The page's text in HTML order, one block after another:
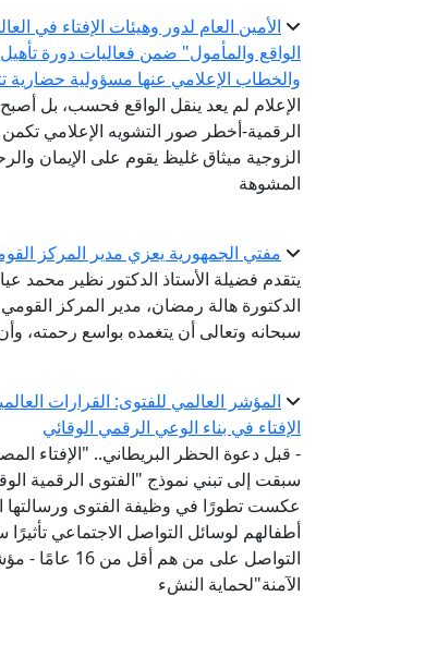
الأمين العام لدور وهيئات الإفتاء في
الواقع والمأمول" ضمن فعاليات دورة
والخطاب الإعلامي عنها مسؤولية حضارية
الإعلام لم يعد ينقل الواقع فحسب، بل
الرقمية-أخطر صور التشويه الإعلامي
الزوجية ميثاق غليظ يقوم على الإيمان
المشوهة
مفتي الجمهورية يعزي مدير المركز
يتقدم فضيلة الأستاذ الدكتور نظير محمد
الدكتورة هالة رمضان، مدير المركز القومي
سبحانه وتعالى أن يتغمده بواسع رحمته،
المؤشر العالمي للفتوى: القرارات
الإفتاء في بناء الوعي الرقمي الوقائي
- قبل دعوة الحظر البريطاني.. "الإفتاء
عكست تطورًا في وظيفة الفتوى ورسالتها
التواصل على
الآمنة"لحماية النشء